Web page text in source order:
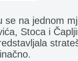
se na jednom
Stoca i